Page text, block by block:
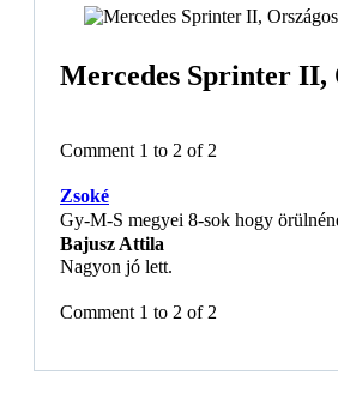
Mercedes Sprinter II,
Comment 1 to 2 of 2
Zsoké
Gy-M-S megyei 8-sok hogy
Bajusz Attila
Nagyon jó lett.
Comment 1 to 2 of 2